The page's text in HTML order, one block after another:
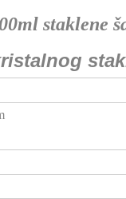
staklene